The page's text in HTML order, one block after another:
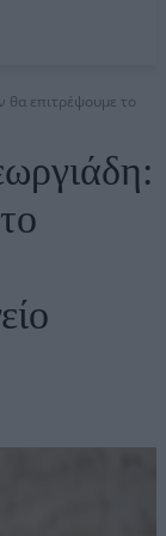
θα επιτρέψουμε το